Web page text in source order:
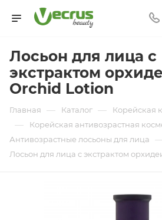
Лосьон для лица c
экстрактом
Orchid Lotion
Главная — Каталог — Корейская
— Корейская антивозрастная
Антивозрастные лосьоны для лица
Лосьон для лица c экстрактом